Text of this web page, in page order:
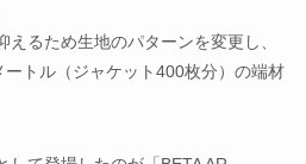
えるため生地のパターンを変更し、
トル（ジャケット400枚分）の端材